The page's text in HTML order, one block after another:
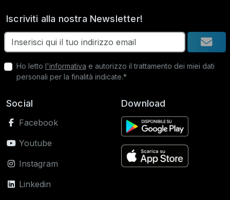
Iscriviti alla nostra Newsletter!
Ho letto l'informativa e autorizzo il trattamento dei miei dati
personali per la finalità indicate.*
Social
Facebook
Youtube
Instagram
Linkedin
Download